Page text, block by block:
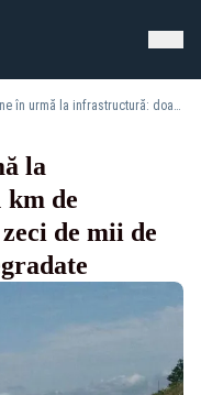
România rămâne în urmă la infrastructură: doar 131 km de autostradă inaugurați și zeci de mii de kilometri de drumuri degradate
la
de
de mii de